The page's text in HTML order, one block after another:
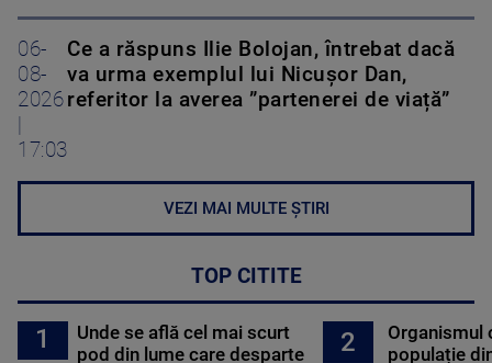
06-
08-
2026
17:03
Ce a răspuns Ilie Bolojan, întrebat dacă
va urma exemplul lui Nicușor Dan,
referitor la averea ”partenerei de viață”
VEZI MAI MULTE ȘTIRI
TOP CITITE
1
Unde se află cel mai scurt
pod din lume care desparte
2
Organismul
populație